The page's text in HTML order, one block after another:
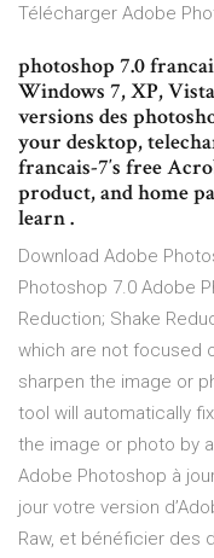
Télécharger Adobe
photoshop 7.0
Windows 7, XP,
versions des
your desktop,
francais-7′s free
product, and home
learn .
Download Adobe
Photoshop 7.0 Adobe
Reduction; Shake
which are not focused
sharpen the image or
tool will automatically
the image or photo by
Adobe Photoshop à
jour votre version
Raw, et bénéficier des